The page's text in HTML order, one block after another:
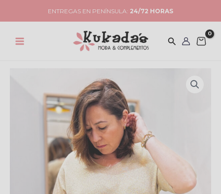
ENTREGAS EN PENÍNSULA: 24/72 HORAS